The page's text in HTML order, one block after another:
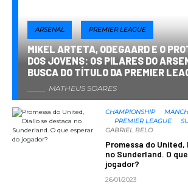
ARSENAL PREMIER LEAGUE
MIKEL ARTETA, ODEGAARD E O
DOS JOVENS: OS PILARES DO
BUSCA DO TÍTULO DA PREMIER
MATHEUS SOARES
CHAMPIONSHIP
PREMIER LEAGUE
GABRIEL BELO
Promessa do
no Sunderland. O
jogador?
26/01/2023